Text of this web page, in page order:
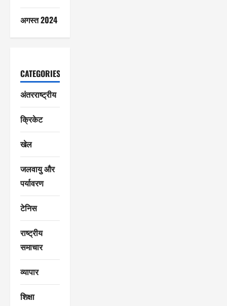
अगस्त 2024
CATEGORIES
अंतरराष्ट्रीय
क्रिकेट
खेल
जलवायु और
पर्यावरण
टेनिस
राष्ट्रीय
समाचार
व्यापार
शिक्षा